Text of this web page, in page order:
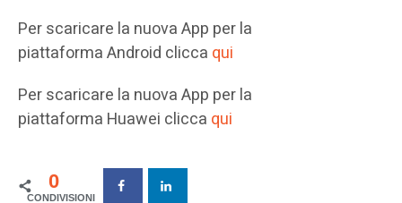
Per scaricare la nuova App per la
piattaforma Android clicca qui
Per scaricare la nuova App per la
piattaforma Huawei clicca qui
0